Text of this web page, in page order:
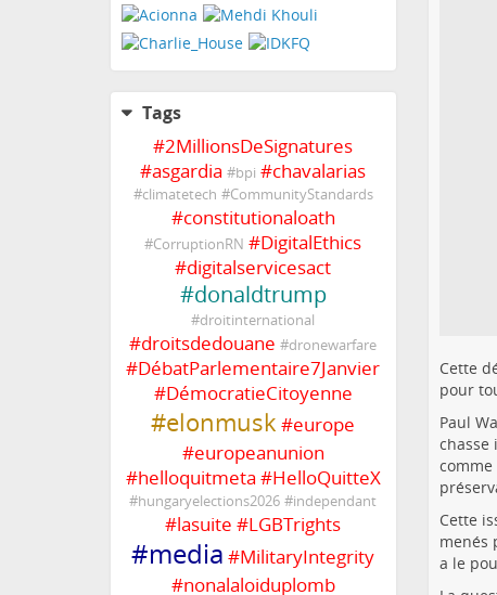
Tags
#2MillionsDeSignatures
#asgardia #bpi #chavalarias
#climatetech #CommunityStandards
#constitutionaloath
#CorruptionRN #DigitalEthics
#digitalservicesact
#donaldtrump
#droitinternational
#droitsdedouane #dronewarfare
#DébatParlementaire7Janvier
#DémocratieCitoyenne
#elonmusk #europe
#europeanunion
#helloquitmeta #HelloQuitteX
#hungaryelections2026 #independant
#lasuite #LGBTrights
#media #MilitaryIntegrity
#nonalaloiduplomb
Cette
pour
Paul
chasse
Cette
menés
a le